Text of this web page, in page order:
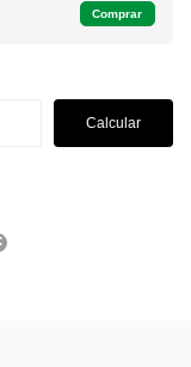
Comprar
Calcular